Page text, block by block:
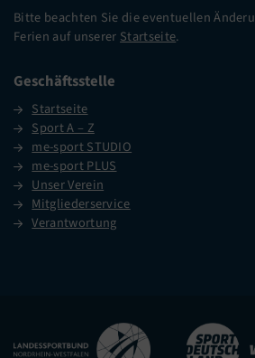
Bitte beachten Sie die eventuellen
Ferien auf unserer Startseite.
Geschäftsstelle
Startseite
Sport A – Z
me-sport STUDIO
me-sport PLUS
Unser Verein
Mitgliederservice
Verantwortung